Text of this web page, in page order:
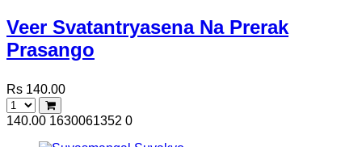
Veer Svatantryasena Na Prerak
Prasango
Rs 140.00
140.00 1630061352 0